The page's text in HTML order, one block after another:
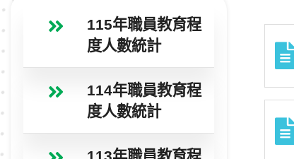
115年職員教育程
度人數統計
114年職員教育程
度人數統計